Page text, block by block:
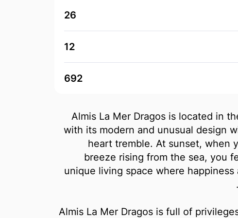
26
12
692
Almis La Mer Dragos is located in
with its modern and unusual design
heart tremble. At sunset, when
breeze rising from the sea, you
unique living space where
Almis La Mer Dragos is full of